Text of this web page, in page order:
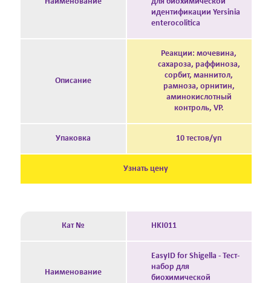
идентификации Yersinia
enterocolitica
Описание
Реакции: мочевина,
сахароза, раффиноза,
сорбит, маннитол,
рамноза, орнитин,
аминокислотный
контроль, VP.
Упаковка 10 тестов/уп
Узнать цену
Кат № HKI011
Наименование
EasyID for Shigella - Тест-
набор для
биохимической